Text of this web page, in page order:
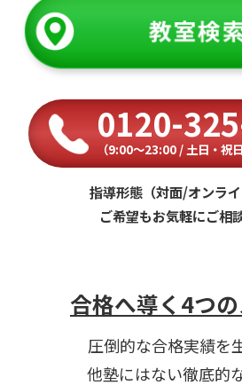
0120-
（9:00〜23:00 / 土日・祝
指導形態（対面/オンラ
ご希望もお気軽にご相
合格へ導く4つ
圧倒的な合格実績を
他塾にはない徹底的